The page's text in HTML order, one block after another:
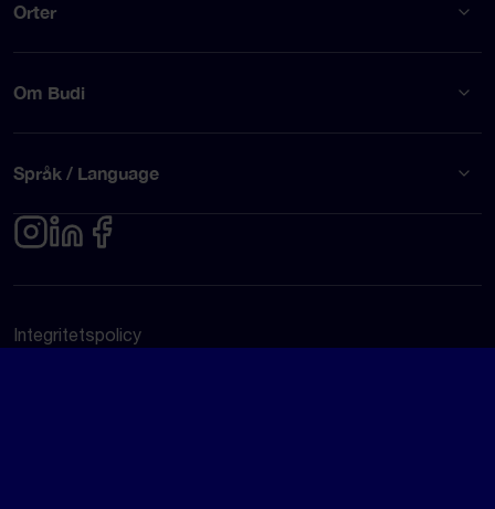
Orter
Om Budi
Språk / Language
Integritetspolicy